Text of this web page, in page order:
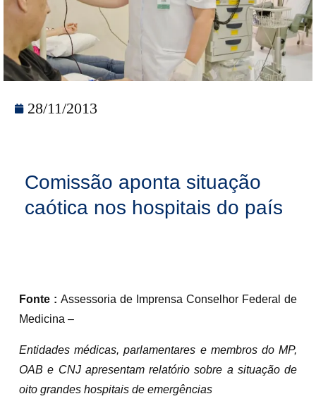
28/11/2013
Comissão aponta situação
caótica nos hospitais do país
Fonte : Assessoria de Imprensa Conselhor Federal de
Medicina –
Entidades médicas, parlamentares e membros do MP,
OAB e CNJ apresentam relatório sobre a situação de
oito grandes hospitais de emergências